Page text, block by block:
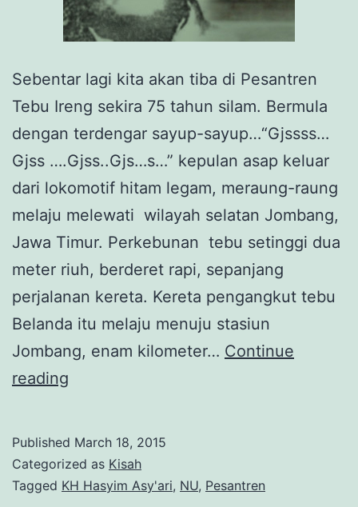
Sebentar lagi kita akan tiba di Pesantren
Tebu Ireng sekira 75 tahun silam. Bermula
dengan terdengar sayup-sayup…“Gjssss…
Gjss ….Gjss..Gjs…s…” kepulan asap keluar
dari lokomotif hitam legam, meraung-raung
melaju melewati wilayah selatan Jombang,
Jawa Timur. Perkebunan tebu setinggi dua
meter riuh, berderet rapi, sepanjang
perjalanan kereta. Kereta pengangkut tebu
Belanda itu melaju menuju stasiun
Jombang, enam kilometer… Continue
reading
Syaikh
KH
Published March 18, 2015
Categorized as Kisah
Tagged KH Hasyim Asy'ari, NU, Pesantren